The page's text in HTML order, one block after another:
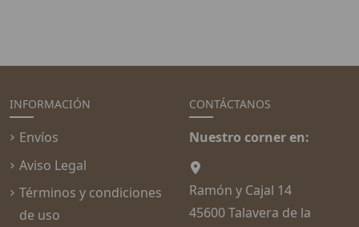
INFORMACIÓN
Envíos
Aviso Legal
Términos y condiciones
de uso
CONTÁCTANOS
Nuestro corner en:
Ramón y Cajal 14
45600 Talavera de la